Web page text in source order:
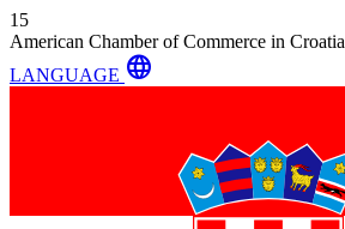
15
American Chamber of Commerce in Croatia
LANGUAGE language